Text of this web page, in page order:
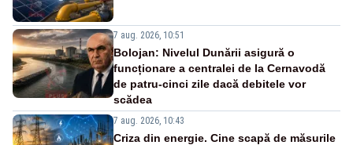
7 aug. 2026, 10:51
Bolojan: Nivelul Dunării asigură o
funcționare a centralei de la Cernavodă
de patru-cinci zile dacă debitele vor
scădea
7 aug. 2026, 10:43
Criza din energie. Cine scapă de măsurile